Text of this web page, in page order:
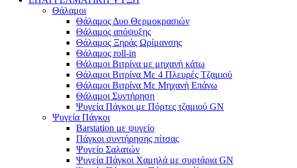
Θάλαμοι
Θάλαμος Δυο Θερμοκρασιών
Θάλαμος απόψυξης
Θάλαμος Ξηράς Ωρίμανσης
Θάλαμος roll-in
Θάλαμοι Βιτρίνα με μηχανή κάτω
Θάλαμοι Βιτρίνα Με 4 Πλευρές Τζαμιού
Θάλαμοι Βιτρίνα Με Μηχανή Επάνω
Θάλαμοι Συντήρηση
Ψυγεία Πάγκοι με Πόρτες τζαμιού GN
Ψυγεία Πάγκοι
Barstation με ψυγείο
Πάγκοι συντήρησης πίτσας
Ψυγείο Σαλατών
Ψυγεία Πάγκοι Χαμηλά με συρτάρια GN